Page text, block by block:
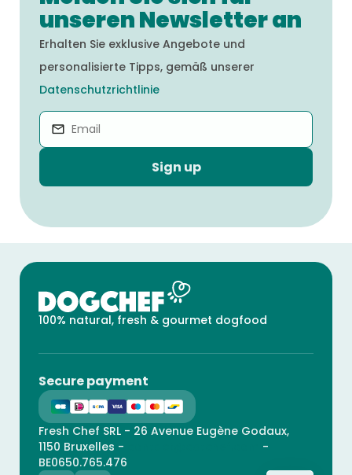
unseren Newsletter an
Erhalten Sie exklusive Angebote und
personalisierte Tipps, gemäß unserer
Datenschutzrichtlinie
Sign up
100% natural, fresh & gourmet dogfood
Secure payment
Fresh Chef SRL - 26 Avenue Eugène Godaux,
1150 Bruxelles -
-
BE0650.765.476